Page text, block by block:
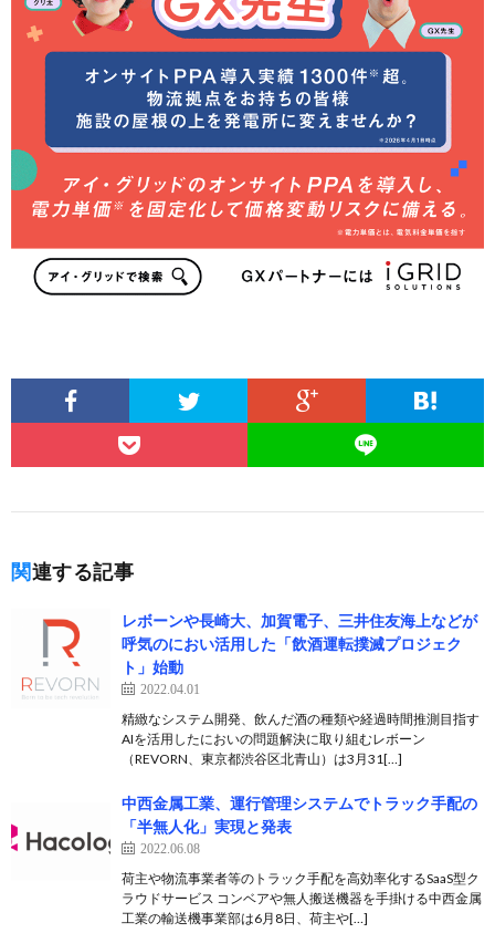
関連する記事
レボーンや長崎大、加賀電子、三井住友海上などが
呼気のにおい活用した「飲酒運転撲滅プロジェク
ト」始動
2022.04.01
精緻なシステム開発、飲んだ酒の種類や経過時間推測目指す
AIを活用したにおいの問題解決に取り組むレボーン
（REVORN、東京都渋谷区北青山）は3月31[…]
中西金属工業、運行管理システムでトラック手配の
「半無人化」実現と発表
2022.06.08
荷主や物流事業者等のトラック手配を高効率化するSaaS型ク
ラウドサービス コンベアや無人搬送機器を手掛ける中西金属
工業の輸送機事業部は6月8日、荷主や[…]